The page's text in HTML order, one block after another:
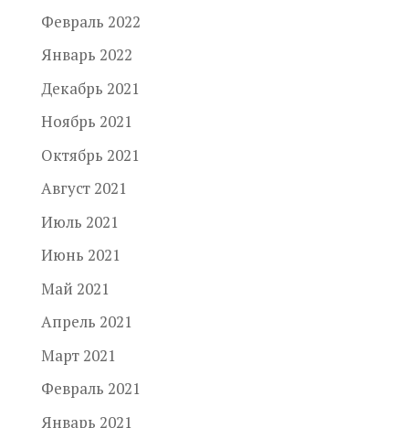
Февраль 2022
Январь 2022
Декабрь 2021
Ноябрь 2021
Октябрь 2021
Август 2021
Июль 2021
Июнь 2021
Май 2021
Апрель 2021
Март 2021
Февраль 2021
Январь 2021